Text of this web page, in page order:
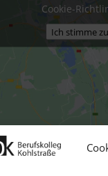
Cookie-
Ich stimme zu